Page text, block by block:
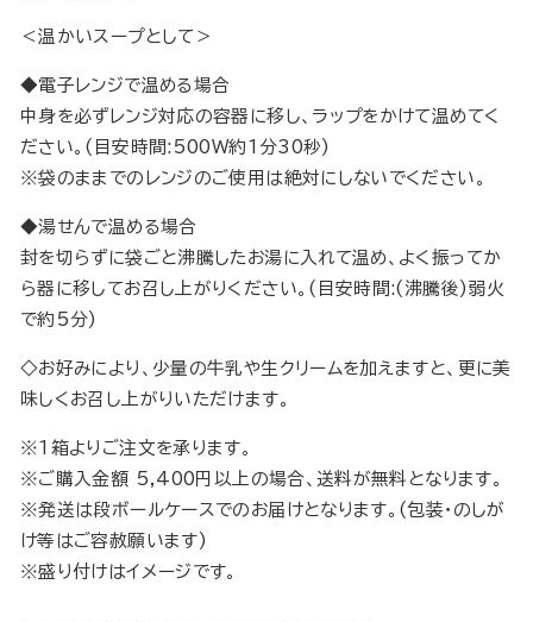
＜温かいスープとして＞
◆電子レンジで温める場合
中身を必ずレンジ対応の容器に移し、ラップをかけて温めてく
ださい。(目安時間:500W約1分30秒)
※袋のままでのレンジのご使用は絶対にしないでください。
◆湯せんで温める場合
封を切らずに袋ごと沸騰したお湯に入れて温め、よく振ってか
ら器に移してお召し上がりください。(目安時間:(沸騰後)弱火
で約5分)
◇お好みにより、少量の牛乳や生クリームを加えますと、更に美
味しくお召し上がりいただけます。
※1箱よりご注文を承ります。
※ご購入金額 5,400円以上の場合、送料が無料となります。
※発送は段ボールケースでのお届けとなります。(包装・のしが
け等はご容赦願います)
※盛り付けはイメージです。